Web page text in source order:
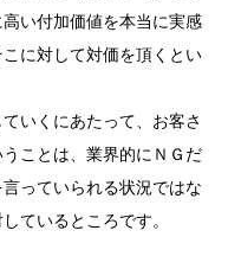
い付加価値を本当に実感
に対して対価を頂くとい
いくにあたって、お客さ
ことは、業界的にＮＧだ
っていられる状況ではな
ているところです。